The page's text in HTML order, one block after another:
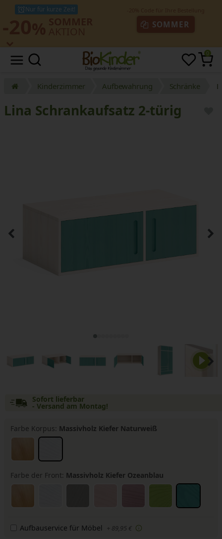
Nur für kurze Zeit!
SOMMER
0
Kinderzimmer Aufbewahrung Schränke
Lina Schrankaufsatz 2-türig
Sofort lieferbar
- Versand am Montag!
Farbe Korpus: Massivholz Kiefer Naturweiß
Farbe der Front: Massivholz Kiefer Ozeanblau
Aufbauservice für Möbel + 89,95 €